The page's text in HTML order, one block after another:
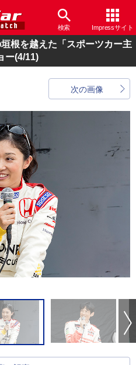
検索 Impressサイト
根を越えた「スポーツカー主
ー(4/11)
次の画像